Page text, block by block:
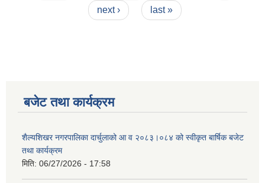
next ›
last »
बजेट तथा कार्यक्रम
शैल्यशिखर नगरपालिका दार्चुलाको आ व २०८३।०८४ को स्वीकृत बार्षिक बजेट
तथा कार्यक्रम
मिति: 06/27/2026 - 17:58